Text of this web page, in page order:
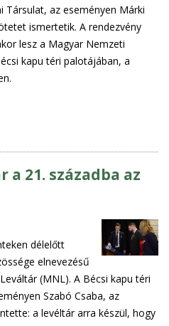
az eseményen Márki
ismertetik. A rendezvény
lesz a Magyar Nemzeti
kapu téri palotájában, a
21. századba az
délelőtt
elnevezésű
(MNL). A Bécsi kapu téri
Szabó Csaba, az
a levéltár arra készül, hogy